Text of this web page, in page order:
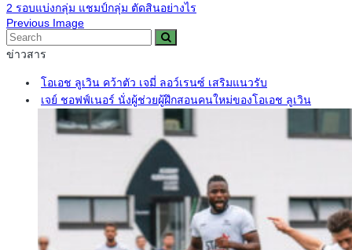
2 รอบแบ่งกลุ่ม แชมป์กลุ่ม ตัดสินอย่างไร
Previous Image
ข่าวสาร
โอเอช ลูเวิน คว้าตัว เจมี่ ลอว์เรนซ์ เสริมแนวรับ
เจย์ ชอฟฟ์เนอร์ นั่งผู้ช่วยผู้ฝึกสอนคนใหม่ของโอเอช ลูเวิน